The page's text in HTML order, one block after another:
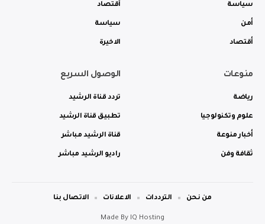
سياسة
أمن
أقتصاد
أقتصاد
سياسة
الاخيرة
منوعات
رياضة
علوم وتكنولوجيا
أخبار منوعة
ثقافة وفن
الوصول السريع
تردد قناة الرشيد
تطبيق قناة الرشيد
قناة الرشيد مباشر
راديو الرشيد مباشر
Made By IQ Hosting
من نحن الترددات الاعلانات الاتصال بنا